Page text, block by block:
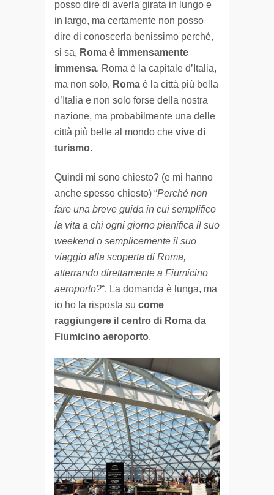
posso dire di averla girata in lungo e
in largo, ma certamente non posso
dire di conoscerla benissimo perché,
si sa, Roma è immensamente
immensa. Roma è la capitale d’Italia,
ma non solo, Roma è la città più bella
d’Italia e non solo forse della nostra
nazione, ma probabilmente una delle
città più belle al mondo che vive di
turismo.
Quindi mi sono chiesto? (e mi hanno
anche spesso chiesto) “Perché non
fare una breve guida in cui semplifico
la vita a chi ogni giorno pianifica il suo
weekend o semplicemente il suo
viaggio alla scoperta di Roma,
atterrando direttamente a Fiumicino
aeroporto?“. La domanda è lunga, ma
io ho la risposta su come
raggiungere il centro di Roma da
Fiumicino aeroporto.